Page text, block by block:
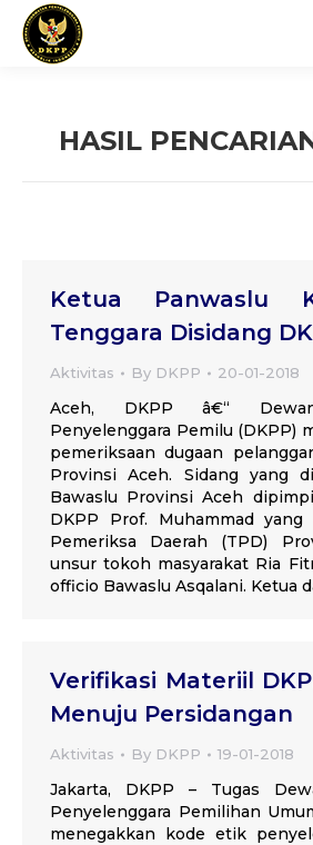
HASIL
Ketua Panwaslu
Tenggara Disidang
Aktivitas By DKPP 20-01-2018
Aceh, DKPP â€“
Penyelenggara Pemilu (DKPP)
pemeriksaan dugaan
Provinsi Aceh. Sidang yang
Bawaslu Provinsi Aceh
DKPP Prof. Muhammad
Pemeriksa Daerah (TPD)
unsur tokoh masyarakat Ria
officio Bawaslu Asqalani. Ketua
Verifikasi Materiil
Menuju Persidangan
Aktivitas By DKPP 19-01-2018
Jakarta, DKPP – Tugas
Penyelenggara Pemilihan
menegakkan kode etik